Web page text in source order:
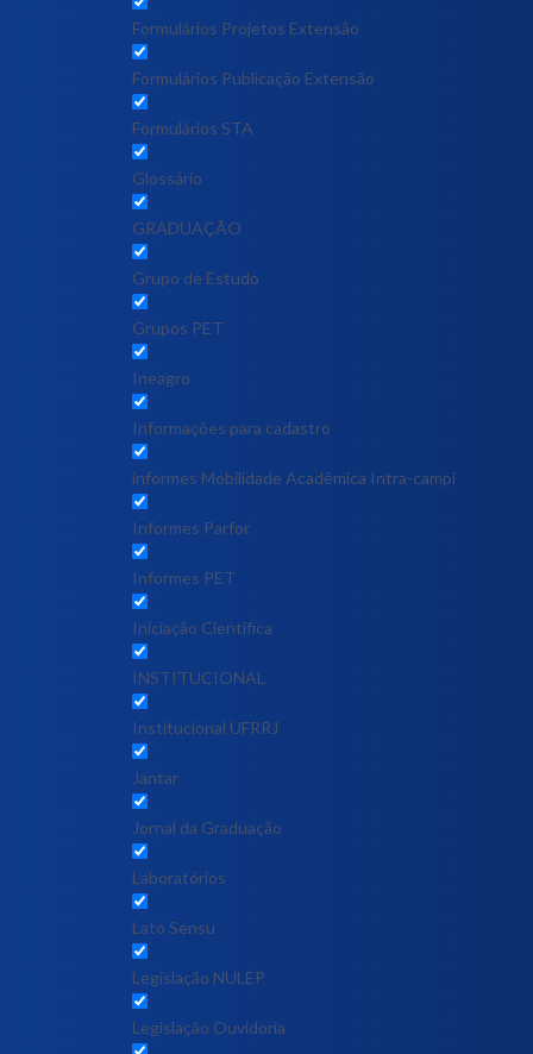
Formulários Projetos Extensão
Formulários Publicação Extensão
Formulários STA
Glossário
GRADUAÇÃO
Grupo de Estudo
Grupos PET
Ineagro
Informações para cadastro
informes Mobilidade Acadêmica Intra-campi
Informes Parfor
Informes PET
Iniciação Científica
INSTITUCIONAL
Institucional UFRRJ
Jantar
Jornal da Graduação
Laboratórios
Lato Sensu
Legislação NULEP
Legislação Ouvidoria